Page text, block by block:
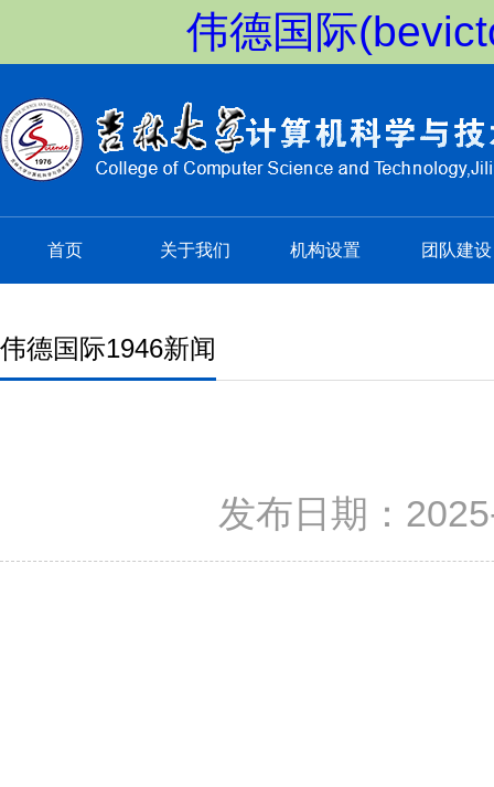
伟德国际
首页 关于我们 机构设置 团队建设
伟德国际1946新闻
发布日期：